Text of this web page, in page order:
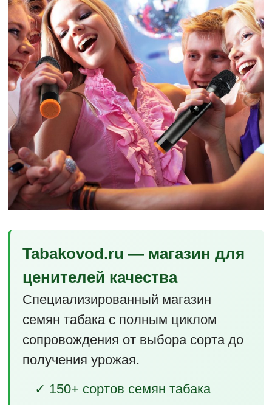
Tabakovod.ru — магазин для
ценителей качества
Специализированный магазин
семян табака с полным циклом
сопровождения от выбора сорта до
получения урожая.
✓ 150+ сортов семян табака